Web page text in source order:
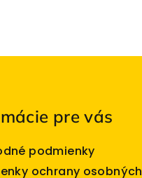
pre vás
podmienky
ochrany osobných